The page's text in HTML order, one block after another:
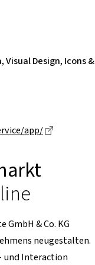
Visual Design, Icons &
app/
GmbH & Co. KG
neugestalten.
und Interaction